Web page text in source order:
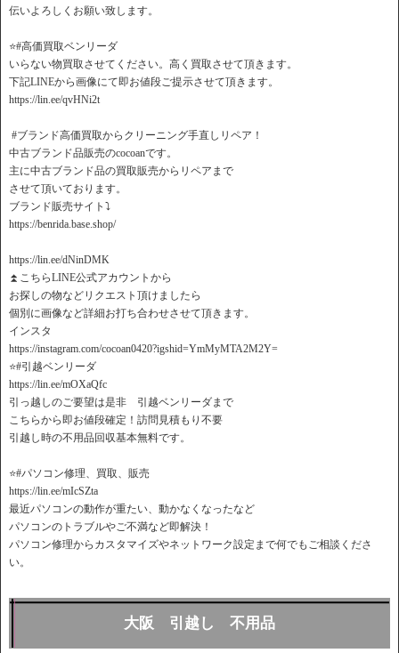
伝いよろしくお願い致します。
⭐️#高価買取ベンリーダ
いらない物買取させてください。高く買取させて頂きます。
下記LINEから画像にて即お値段ご提示させて頂きます。
https://lin.ee/qvHNi2t
️ #ブランド高価買取からクリーニング手直しリペア！
中古ブランド品販売のcocoanです。
主に中古ブランド品の買取販売からリペアまで
させて頂いております。
ブランド販売サイト⤵️
https://benrida.base.shop/
https://lin.ee/dNinDMK
⏫こちらLINE公式アカウントから
お探しの物などリクエスト頂けましたら
個別に画像など詳細お打ち合わせさせて頂きます。
インスタ
https://instagram.com/cocoan0420?igshid=YmMyMTA2M2Y=
⭐️#引越ベンリーダ
https://lin.ee/mOXaQfc
引っ越しのご要望は是非 引越ベンリーダまで
こちらから即お値段確定！訪問見積もり不要
引越し時の不用品回収基本無料です。
⭐️#パソコン修理、買取、販売
https://lin.ee/mIcSZta
最近パソコンの動作が重たい、動かなくなったなど
パソコンのトラブルやご不満など即解決！
パソコン修理からカスタマイズやネットワーク設定まで何でもご相談くださ
い。
大阪 引越し 不用品